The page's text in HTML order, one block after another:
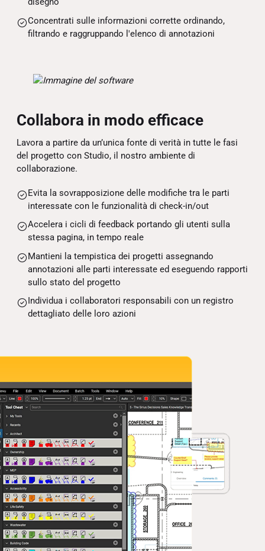
Concentrati sulle informazioni corrette ordinando,
filtrando e raggruppando l'elenco di annotazioni
Collabora in modo efficace
Lavora a partire da un’unica fonte di verità in tutte le fasi
del progetto con Studio, il nostro ambiente di
collaborazione.
Evita la sovrapposizione delle modifiche tra le parti
interessate con le funzionalità di check-in/out
Accelera i cicli di feedback portando gli utenti sulla
stessa pagina, in tempo reale
Mantieni la tempistica dei progetti assegnando
annotazioni alle parti interessate ed eseguendo rapporti
sullo stato del progetto
Individua i collaboratori responsabili con un registro
dettagliato delle loro azioni